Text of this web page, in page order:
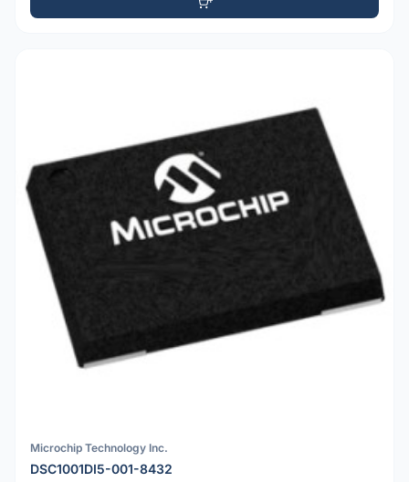
Microchip Technology Inc.
DSC1001DI5-001-8432